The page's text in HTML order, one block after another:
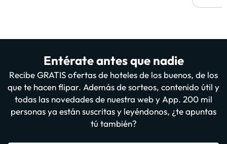
Entérate antes que nadie
Recibe GRATIS ofertas de hoteles de los buenos, de los
que te hacen flipar. Además de sorteos, contenido útil y
todas las novedades de nuestra web y App. 200 mil
personas ya están suscritas y leyéndonos, ¿te apuntas
tú también?